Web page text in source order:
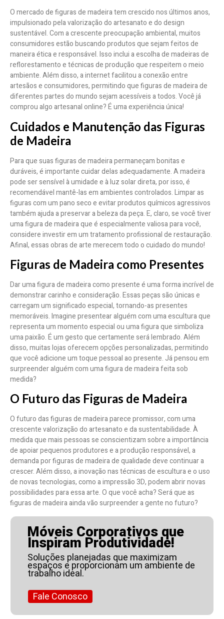
O mercado de figuras de madeira tem crescido nos últimos anos,
impulsionado pela valorização do artesanato e do design
sustentável. Com a crescente preocupação ambiental, muitos
consumidores estão buscando produtos que sejam feitos de
maneira ética e responsável. Isso inclui a escolha de madeiras de
reflorestamento e técnicas de produção que respeitem o meio
ambiente. Além disso, a internet facilitou a conexão entre
artesãos e consumidores, permitindo que figuras de madeira de
diferentes partes do mundo sejam acessíveis a todos. Você já
comprou algo artesanal online? É uma experiência única!
Cuidados e Manutenção das Figuras
de Madeira
Para que suas figuras de madeira permaneçam bonitas e
duráveis, é importante cuidar delas adequadamente. A madeira
pode ser sensível à umidade e à luz solar direta, por isso, é
recomendável mantê-las em ambientes controlados. Limpar as
figuras com um pano seco e evitar produtos químicos agressivos
também ajuda a preservar a beleza da peça. E, claro, se você tiver
uma figura de madeira que é especialmente valiosa para você,
considere investir em um tratamento profissional de restauração.
Afinal, essas obras de arte merecem todo o cuidado do mundo!
Figuras de Madeira como Presentes
Dar uma figura de madeira como presente é uma forma incrível de
demonstrar carinho e consideração. Essas peças são únicas e
carregam um significado especial, tornando-as presentes
memoráveis. Imagine presentear alguém com uma escultura que
representa um momento especial ou uma figura que simboliza
uma paixão. É um gesto que certamente será lembrado. Além
disso, muitas lojas oferecem opções personalizadas, permitindo
que você adicione um toque pessoal ao presente. Já pensou em
surpreender alguém com uma figura de madeira feita sob
medida?
O Futuro das Figuras de Madeira
O futuro das figuras de madeira parece promissor, com uma
crescente valorização do artesanato e da sustentabilidade. À
medida que mais pessoas se conscientizam sobre a importância
de apoiar pequenos produtores e a produção responsável, a
demanda por figuras de madeira de qualidade deve continuar a
crescer. Além disso, a inovação nas técnicas de escultura e o uso
de novas tecnologias, como a impressão 3D, podem abrir novas
possibilidades para essa arte. O que você acha? Será que as
figuras de madeira ainda vão surpreender a gente no futuro?
Móveis Corporativos que
Inspiram Produtividade!
Soluções planejadas que maximizam
espaços e proporcionam um ambiente de
trabalho ideal.
Fale Conosco